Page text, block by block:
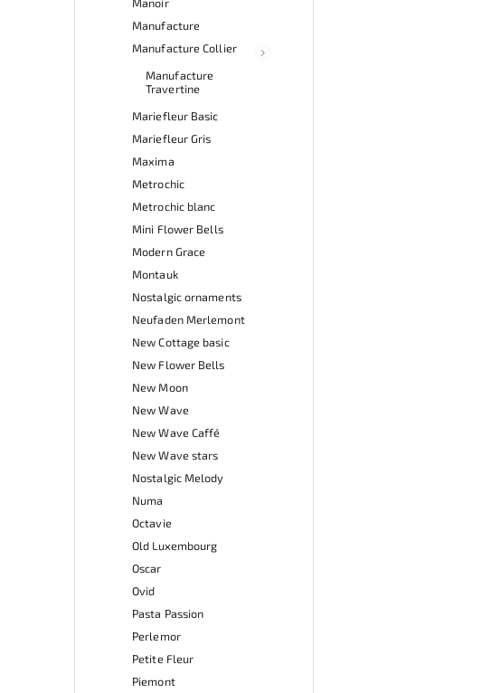
Manufacture
Manufacture Collier
Manufacture
Travertine
Mariefleur Basic
Mariefleur Gris
Maxima
Metrochic
Metrochic blanc
Mini Flower Bells
Modern Grace
Montauk
Nostalgic ornaments
Neufaden Merlemont
New Cottage basic
New Flower Bells
New Moon
New Wave
New Wave Caffé
New Wave stars
Nostalgic Melody
Numa
Octavie
Old Luxembourg
Oscar
Ovid
Pasta Passion
Perlemor
Petite Fleur
Piemont